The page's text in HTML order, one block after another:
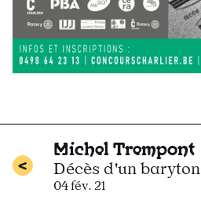
Michel Trempont
Décès d'un baryton
04 fév. 21